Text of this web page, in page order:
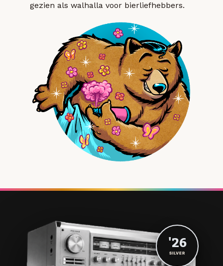
gezien als walhalla voor bierliefhebbers.
'26
SILVER